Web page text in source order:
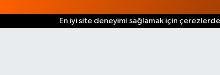
En iyi site deneyimi sağlamak için